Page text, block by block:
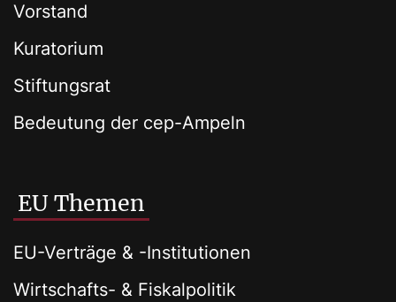
Vorstand
Kuratorium
Stiftungsrat
Bedeutung der cep-Ampeln
EU Themen
EU-Verträge & -Institutionen
Wirtschafts- & Fiskalpolitik